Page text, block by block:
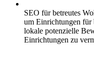
SEO für betreutes
um Einrichtungen für
lokale potenzielle
Einrichtungen zu